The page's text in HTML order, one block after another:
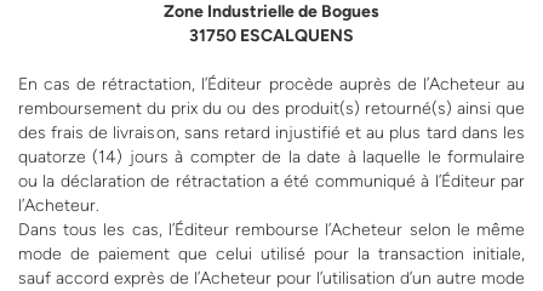
Zone Industrielle de Bogues
31750 ESCALQUENS
En cas de rétractation, l’Éditeur procède auprès de l’Acheteur au
remboursement du prix du ou des produit(s) retourné(s) ainsi que
des frais de livraison, sans retard injustifié et au plus tard dans les
quatorze (14) jours à compter de la date à laquelle le formulaire
ou la déclaration de rétractation a été communiqué à l’Éditeur par
l’Acheteur.
Dans tous les cas, l’Éditeur rembourse l’Acheteur selon le même
mode de paiement que celui utilisé pour la transaction initiale,
sauf accord exprès de l’Acheteur pour l’utilisation d’un autre mode